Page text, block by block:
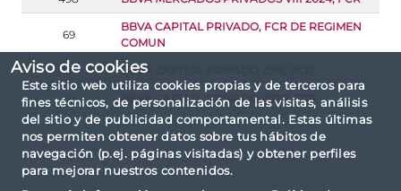
Aviso de cookies
Este sitio web utiliza cookies propias y de terceros para
fines técnicos, de personalización de las visitas, análisis
del sitio y de publicidad comportamental. Estas últimas
nos permiten obtener datos sobre tus hábitos de
navegación (p.ej. páginas visitadas) y obtener perfiles
para mejorar nuestros contenidos.
69
BBVA CAPITAL PRIVADO, FCR DE REGIMEN
COMUN
191 BBVA CAPITAL PRIVADO 2016, FCR
295 BBVA CAPITAL PRIVADO 2020, FCR